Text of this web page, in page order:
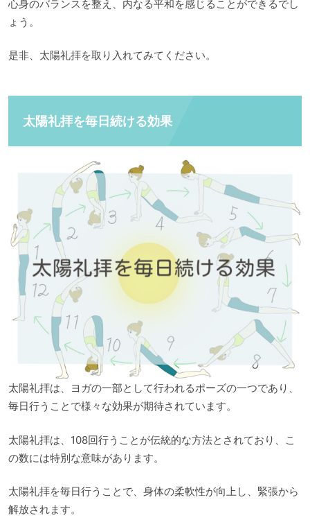
心身のバランスを整え、内なる平和を感じることができるでし
ょう。
是非、太陽礼拝を取り入れてみてください。
太陽礼拝を毎日続ける効果
太陽礼拝は、ヨガの一部として行われるポーズの一つであり、
毎日行うことで様々な効果が期待されています。
太陽礼拝は、108回行うことが伝統的な方法とされており、こ
の数には特別な意味があります。
太陽礼拝を毎日行うことで、身体の柔軟性が向上し、緊張から
解放されます。